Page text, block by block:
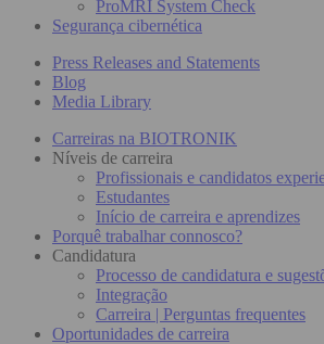
ProMRI System Check
Segurança cibernética
Press Releases and Statements
Blog
Media Library
Carreiras na BIOTRONIK
Níveis de carreira
Profissionais e candidatos
Estudantes
Início de carreira e aprendizes
Porquê trabalhar connosco?
Candidatura
Processo de candidatura e
Integração
Carreira | Perguntas frequentes
Oportunidades de carreira